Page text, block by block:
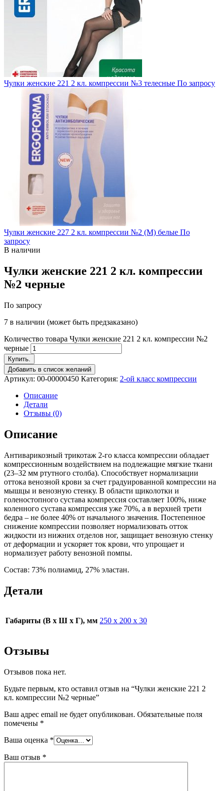
Чулки женские 221 2 кл. компрессии №3 телесные По запросу
Чулки женские 227 2 кл. компрессии №2 (M) белые По
запросу
В наличии
Чулки женские 221 2 кл. компрессии
№2 черные
По запросу
7 в наличии (может быть предзаказано)
Количество товара Чулки женские 221 2 кл. компрессии №2
черные
Купить.
Добавить в список желаний
Артикул: 00-00000450 Категория: 2-ой класс компрессии
Описание
Детали
Отзывы (0)
Описание
Антиварикозный трикотаж 2-го класса компрессии обладает
компрессионным воздействием на подлежащие мягкие ткани
(23–32 мм ртутного столба). Способствует нормализации
оттока венозной крови за счет градуированной компрессии на
мышцы и венозную стенку. В области щиколотки и
голеностопного сустава компрессия составляет 100%, ниже
коленного сустава компрессия уже 70%, а в верхней трети
бедра – не более 40% от начального значения. Постепенное
снижение компрессии позволяет нормализовать отток
жидкости из нижних отделов ног, защищает венозную стенку
от деформации и ускоряет ток крови, что упрощает и
нормализует работу венозной помпы.
Состав: 73% полиамид, 27% эластан.
Детали
Габариты (В х Ш х Г), мм 250 х 200 х 30
Отзывы
Отзывов пока нет.
Будьте первым, кто оставил отзыв на “Чулки женские 221 2
кл. компрессии №2 черные”
Ваш адрес email не будет опубликован. Обязательные поля
помечены *
Ваша оценка *
Ваш отзыв *